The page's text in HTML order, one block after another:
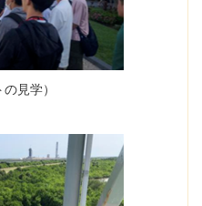
見学）